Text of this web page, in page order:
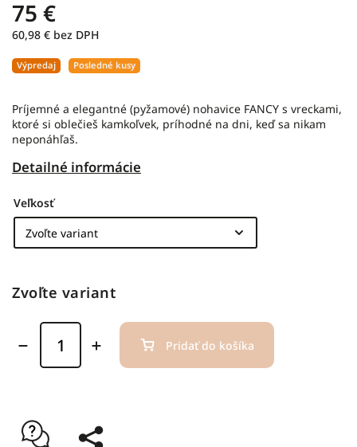
75 €
60,98 € bez DPH
Výpredaj Posledné kusy
Príjemné a elegantné (pyžamové) nohavice FANCY s vreckami,
ktoré si oblečieš kamkoľvek, príhodné na dni, keď sa nikam
neponáhľaš.
Detailné informácie
Veľkosť
Zvoľte variant
Pridať do košíka